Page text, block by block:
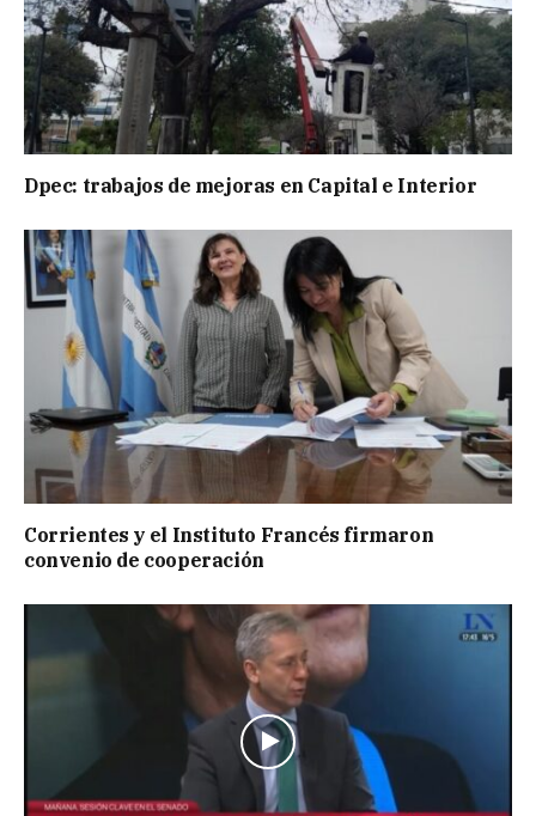
Dpec: trabajos de mejoras en Capital e Interior
Corrientes y el Instituto Francés firmaron
convenio de cooperación